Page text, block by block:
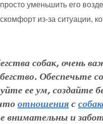
уменьшить его
из-за ситуации,
собак, очень
Обеспечьте
ее ум, создайте
отношенияс
внимательны и